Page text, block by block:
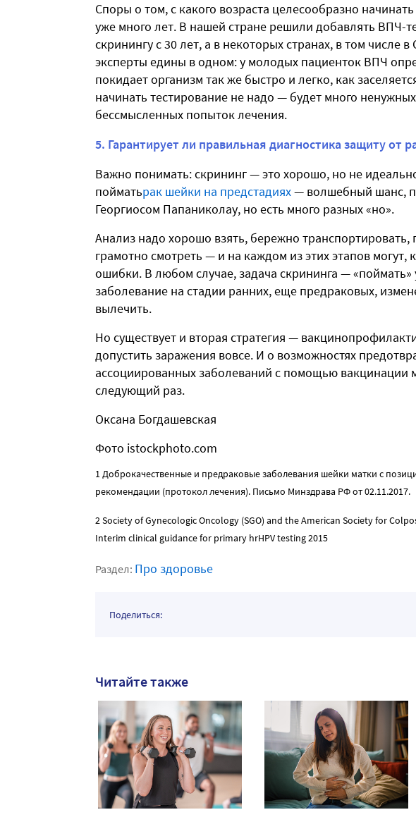
Споры о том, с какого возраста целесообразно
уже много лет. В нашей стране решили добавлять ВПЧ-
скринингу с 30 лет, а в некоторых странах, в том числе
эксперты едины в одном: у молодых пациенток ВПЧ
покидает организм так же быстро и легко, как
начинать тестирование не надо — будет много
бессмысленных попыток лечения.
5. Гарантирует ли правильная диагностика защиту от
Важно понимать: скрининг — это хорошо, но не
пойматьрак шейки на предстадиях— волшебный шанс,
Георгиосом Папаниколау, но есть много разных «но».
Анализ надо хорошо взять, бережно
грамотно смотреть — и на каждом из этих этапов могут,
ошибки. В любом случае, задача скрининга — «поймать»
заболевание на стадии ранних, еще предраковых,
вылечить.
Но существует и вторая стратегия —
допустить заражения вовсе. И о возможностях
ассоциированных заболеваний с помощью вакцинации
следующий раз.
Оксана Богдашевская
Фото istockphoto.com
1 Доброкачественные и предраковые заболевания шейки матки с
рекомендации (протокол лечения). Письмо Минздрава РФ от 02.11.2017.
2 Society of Gynecologic Oncology (SGO) and the American Society for
Interim clinical guidance for primary hrHPV testing 2015
Раздел: Про здоровье
Поделиться:
Читайте также